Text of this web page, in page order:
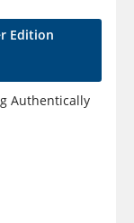
Edition
Authentically